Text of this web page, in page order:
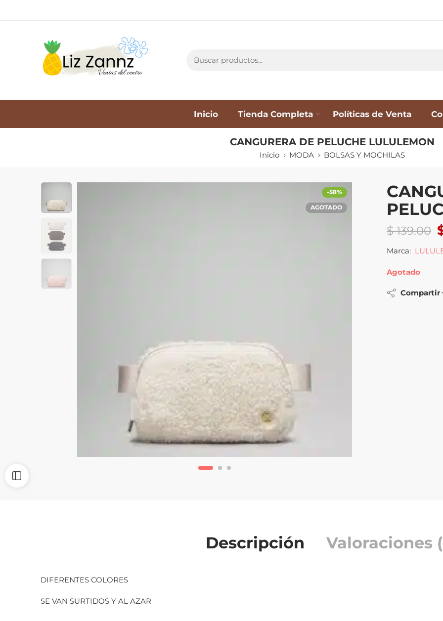
Inicio Tienda Completa Políticas de Venta
CANGURERA DE PELUCHE LULULEMON
Inicio MODA BOLSAS Y MOCHILAS
-58%
AGOTADO
$139.00
Marca:
Agotado
Compartir
Descripción Valoraciones
DIFERENTES COLORES
SE VAN SURTIDOS Y AL AZAR